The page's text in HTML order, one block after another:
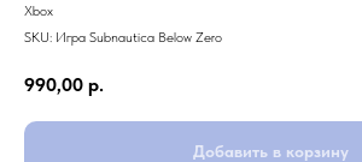
Xbox
SKU: Игра Subnautica Below Zero
990,00 р.
Добавить в корзину